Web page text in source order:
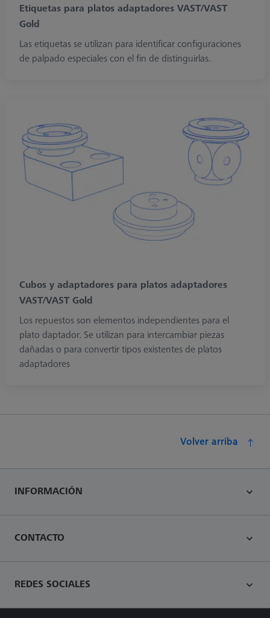
Etiquetas para platos adaptadores VAST/VAST
Gold
Las etiquetas se utilizan para identificar configuraciones
de palpado especiales con el fin de distinguirlas.
Cubos y adaptadores para platos adaptadores
VAST/VAST Gold
Los repuestos son elementos independientes para el
plato daptador. Se utilizan para intercambiar piezas
dañadas o para convertir tipos existentes de platos
adaptadores
Volver arriba
INFORMACIÓN
CONTACTO
REDES SOCIALES